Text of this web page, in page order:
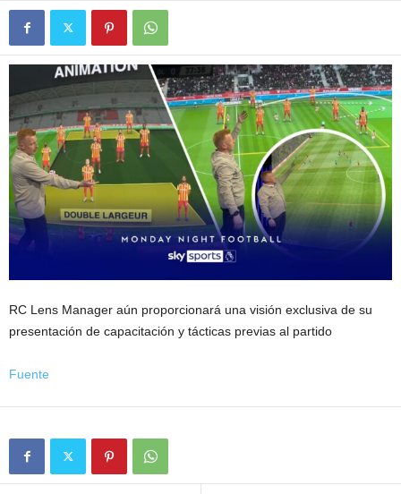
RC Lens Manager aún proporcionará una visión exclusiva de su
presentación de capacitación y tácticas previas al partido
Fuente